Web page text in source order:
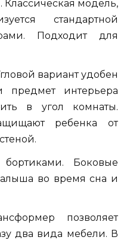
модель,
стандартной
Подходит для
вариант удобен
предмет интерьера
в угол комнаты.
ребенка от
Боковые
во время сна и
позволяет
два вида мебели. В